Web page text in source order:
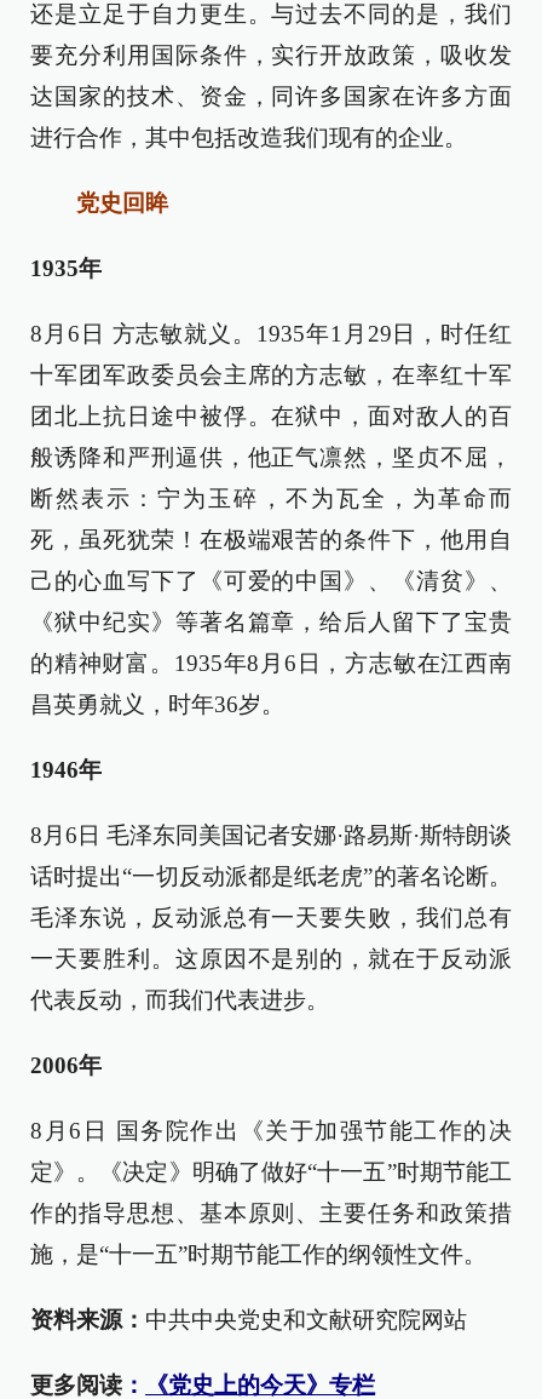
还是立足于自力更生。与过去不同的是，我们
要充分利用国际条件，实行开放政策，吸收发
达国家的技术、资金，同许多国家在许多方面
进行合作，其中包括改造我们现有的企业。
党史回眸
1935年
8月6日 方志敏就义。1935年1月29日，时任红
十军团军政委员会主席的方志敏，在率红十军
团北上抗日途中被俘。在狱中，面对敌人的百
般诱降和严刑逼供，他正气凛然，坚贞不屈，
断然表示：宁为玉碎，不为瓦全，为革命而
死，虽死犹荣！在极端艰苦的条件下，他用自
己的心血写下了《可爱的中国》、《清贫》、
《狱中纪实》等著名篇章，给后人留下了宝贵
的精神财富。1935年8月6日，方志敏在江西南
昌英勇就义，时年36岁。
1946年
8月6日 毛泽东同美国记者安娜·路易斯·斯特朗谈
话时提出“一切反动派都是纸老虎”的著名论断。
毛泽东说，反动派总有一天要失败，我们总有
一天要胜利。这原因不是别的，就在于反动派
代表反动，而我们代表进步。
2006年
8月6日 国务院作出《关于加强节能工作的决
定》。《决定》明确了做好“十一五”时期节能工
作的指导思想、基本原则、主要任务和政策措
施，是“十一五”时期节能工作的纲领性文件。
资料来源： 中共中央党史和文献研究院网站
更多阅读 ： 《党史上的今天》专栏